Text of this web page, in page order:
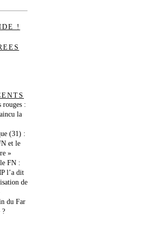
!
rouges :
la
(31) :
et le
»
FN :
l’a dit
de
du Far
?